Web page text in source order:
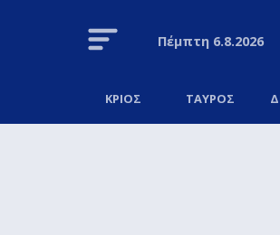
Πέμπτη6.8.2026
ΚΡΙΟΣ ΤΑΥΡΟΣ